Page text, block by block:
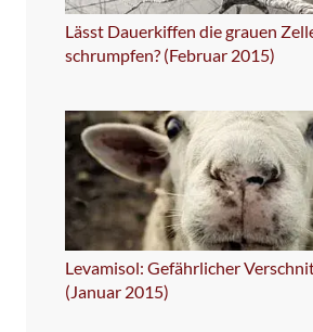
Lässt Dauerkiffen die grauen
schrumpfen? (Februar 2015)
Levamisol: Gefährlicher
(Januar 2015)